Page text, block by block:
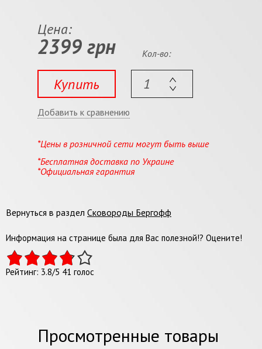
Цена:
2399 грн
Купить
Кол-во:
Добавить к сравнению
*Цены в розничной сети могут быть выше
*Бесплатная доставка по Украине
*Официальная гарантия
Вернуться в раздел Сковороды Бергофф
Информация на странице была для Вас полезной!? Оцените!
Рейтинг: 3.8/5 41 голос
Просмотренные товары